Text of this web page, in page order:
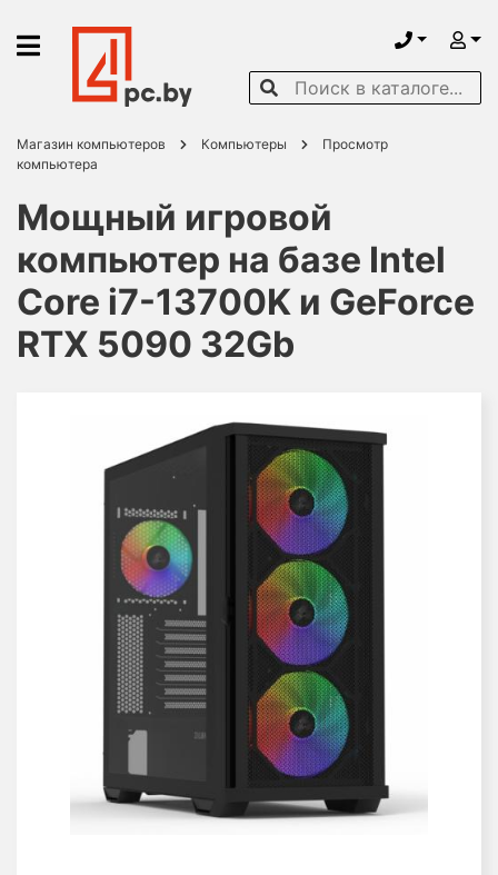
Магазин компьютеров Компьютеры
Просмотр
компьютера
Мощный игровой
компьютер на базе Intel
Core i7-13700K и GeForce
RTX 5090 32Gb